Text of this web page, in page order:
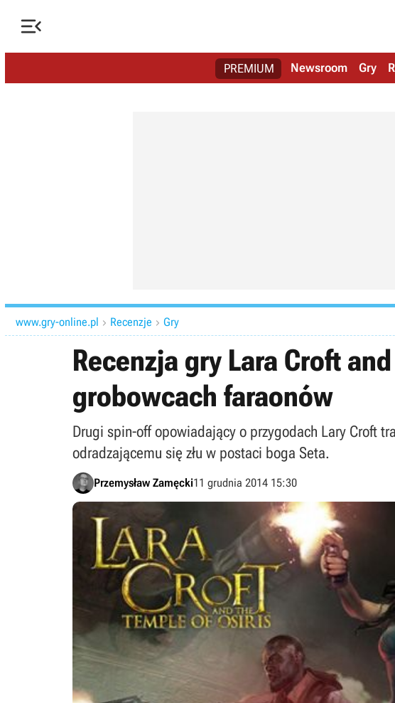

PREMIUM Newsroom Gry
www.gry-online.pl  Recenzje  Gry
Recenzja gry Lara Croft
grobowcach faraonów
Drugi spin-off opowiadający o przygodach Lary Croft
odradzającemu się złu w postaci boga Seta.
Przemysław Zamęcki11 grudnia 2014 15:30